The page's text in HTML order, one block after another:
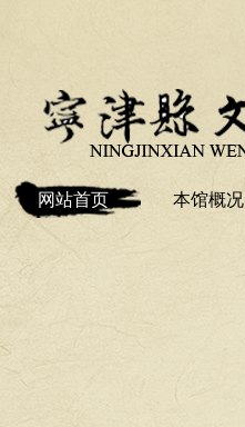
网站首页 本馆概况